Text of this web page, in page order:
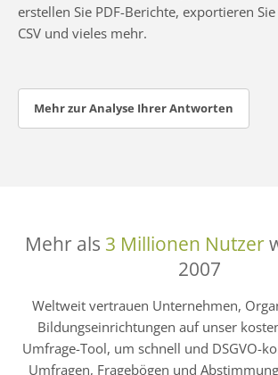
erstellen Sie PDF-Berichte, exportieren
CSV und vieles mehr.
Mehr zur Analyse Ihrer Antworten
Mehr als 3 Millionen Nutzer
2007
Weltweit vertrauen Unternehmen,
Bildungseinrichtungen auf unser
Umfrage-Tool, um schnell und DSGVO-
Umfragen, Fragebögen und